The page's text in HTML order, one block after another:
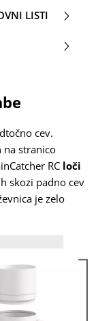
LISTI
cev.
na stranico
RC loči
skozi padno cev
je zelo